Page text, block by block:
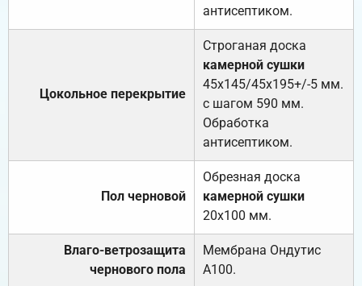
антисептиком.
Цокольное перекрытие
Строганая доска
камерной сушки
45х145/45х195+/-5 мм.
с шагом 590 мм.
Обработка
антисептиком.
Пол черновой
Обрезная доска
камерной сушки
20х100 мм.
Влаго-ветрозащита
чернового пола
Мембрана Ондутис
А100.